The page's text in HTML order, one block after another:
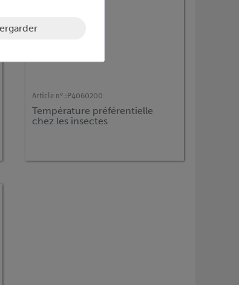
Article n° : P4060200
Température préférentielle
chez les insectes